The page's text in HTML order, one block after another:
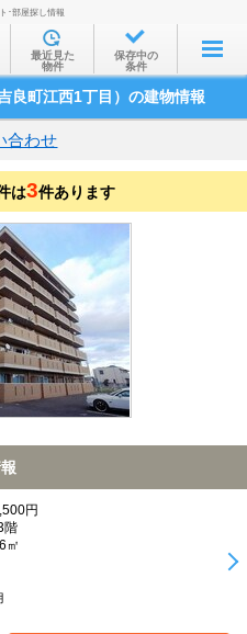
探す
線・駅から
相場から
勤通学時間から
特集から
動産会社から
･部屋探し情報
最近見た
物件
保存中の
条件
良町江西1丁目）の建物情報
合わせ
は3件あります
円
階
㎡